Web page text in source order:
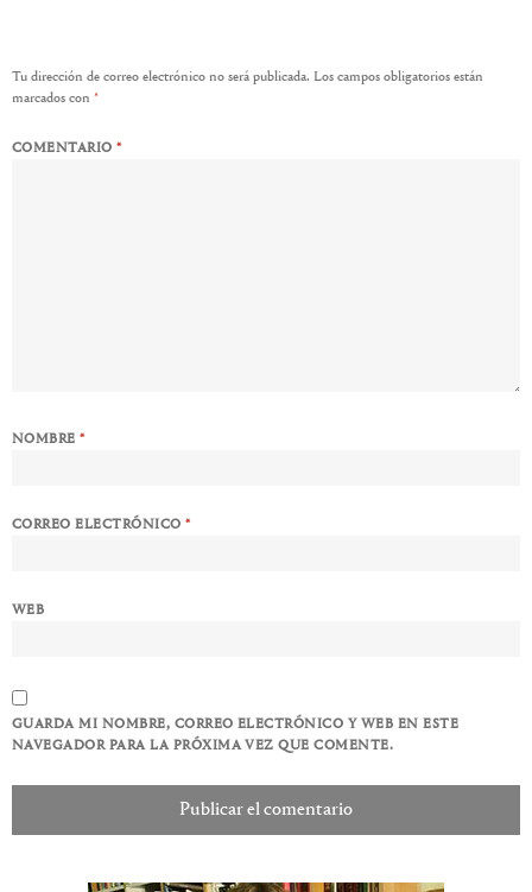
Tu dirección de correo electrónico no será publicada. Los campos obligatorios están
marcados con *
COMENTARIO*
NOMBRE*
CORREO ELECTRÓNICO*
WEB
GUARDA MI NOMBRE, CORREO ELECTRÓNICO Y WEB EN ESTE
NAVEGADOR PARA LA PRÓXIMA VEZ QUE COMENTE.